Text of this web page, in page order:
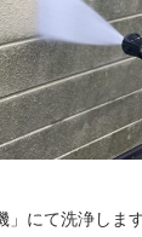
にて洗浄します